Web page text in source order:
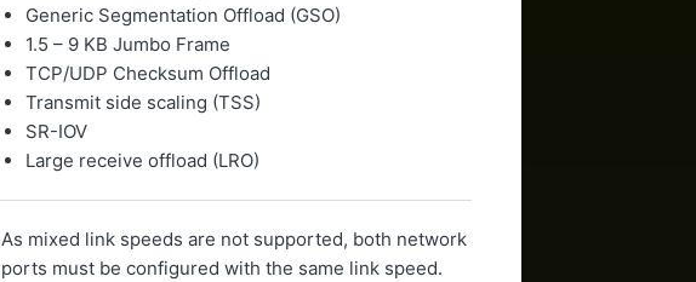
Generic Segmentation Offload (GSO)
1.5 – 9 KB Jumbo Frame
TCP/UDP Checksum Offload
Transmit side scaling (TSS)
SR-IOV
Large receive offload (LRO)
As mixed link speeds are not supported, both network
ports must be configured with the same link speed.